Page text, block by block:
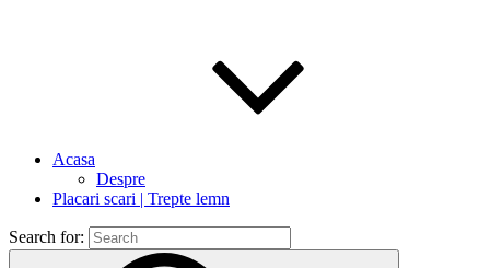
Acasa
Despre
Placari scari | Trepte lemn
Search for: